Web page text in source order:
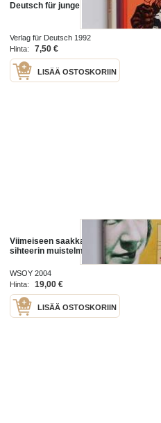
Deutsch für junge Leute 1
Verlag für Deutsch 1992
Hinta:
7,50 €
LISÄÄ OSTOSKORIIN
Viimeiseen saakka : Hitlerin
sihteerin muistelmat
WSOY 2004
Hinta:
19,00 €
LISÄÄ OSTOSKORIIN